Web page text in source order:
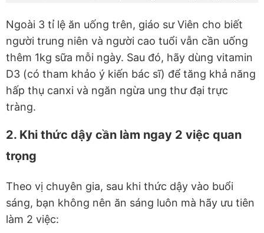
Ngoài 3 tỉ lệ ăn uống trên, giáo sư Viên cho biết
người trung niên và người cao tuổi vẫn cần uống
thêm 1kg sữa mỗi ngày. Sau đó, hãy dùng vitamin
D3 (có tham khảo ý kiến bác sĩ) để tăng khả năng
hấp thụ canxi và ngăn ngừa ung thư đại trực
tràng.
2. Khi thức dậy cần làm ngay 2 việc quan
trọng
Theo vị chuyên gia, sau khi thức dậy vào buổi
sáng, bạn không nên ăn sáng luôn mà hãy ưu tiên
làm 2 việc: